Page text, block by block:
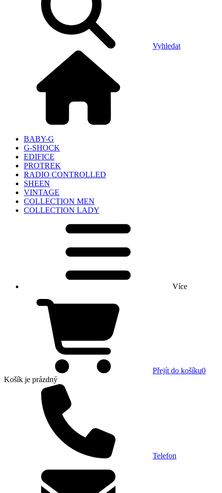
Vyhledat
BABY-G
G-SHOCK
EDIFICE
PROTREK
RADIO CONTROLLED
SHEEN
VINTAGE
COLLECTION MEN
COLLECTION LADY
Více
Přejít do košíku0
Košík je prázdný
Telefon